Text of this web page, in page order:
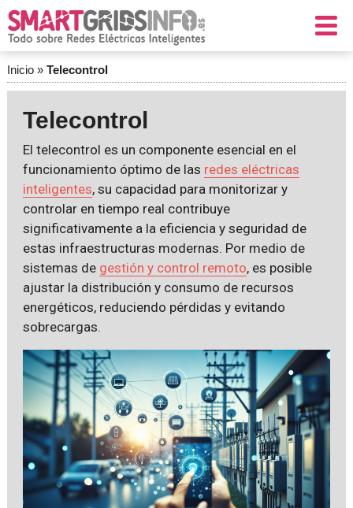
Inicio» Telecontrol
Telecontrol
El telecontrol es un componente esencial en el
funcionamiento óptimo de las redes eléctricas
inteligentes, su capacidad para monitorizar y
controlar en tiempo real contribuye
significativamente a la eficiencia y seguridad de
estas infraestructuras modernas. Por medio de
sistemas de gestión y control remoto, es posible
ajustar la distribución y consumo de recursos
energéticos, reduciendo pérdidas y evitando
sobrecargas.